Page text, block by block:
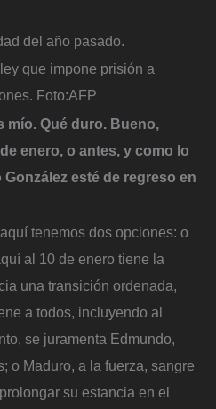
del año pasado.
que impone prisión a
Foto:AFP
mío. Qué duro. Bueno,
enero, o antes, y como lo
esté de regreso en
tenemos dos opciones: o
al 10 de enero tiene la
una transición ordenada,
a todos, incluyendo al
se juramenta Edmundo,
o Maduro, a la fuerza, sangre
su estancia en el